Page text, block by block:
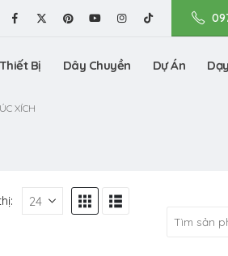
Bị Dây Chuyền Dự Án
XÍCH